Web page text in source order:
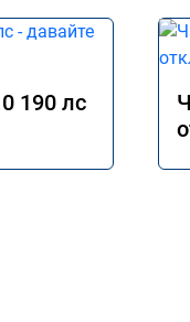
190 лс